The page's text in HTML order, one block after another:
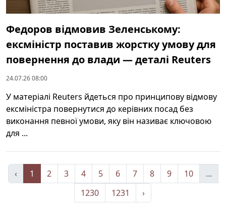
Федоров відмовив Зеленському:
ексміністр поставив жорстку умову для
повернення до влади — деталі Reuters
24.07.26 08:00
У матеріалі Reuters йдеться про принципову відмову
ексміністра повернутися до керівних посад без
виконання певної умови, яку він називає ключовою
для ...
‹ 1 2 3 4 5 6 7 8 9 10
...
1230
1231 ›